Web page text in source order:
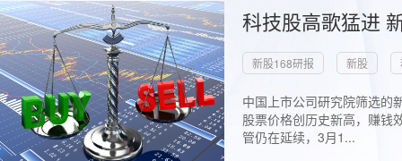
科技股高歌猛进
新股168研报 新股
中国上市公司研究院筛选的
股票价格创历史新高，赚钱
管仍在延续，3月1...